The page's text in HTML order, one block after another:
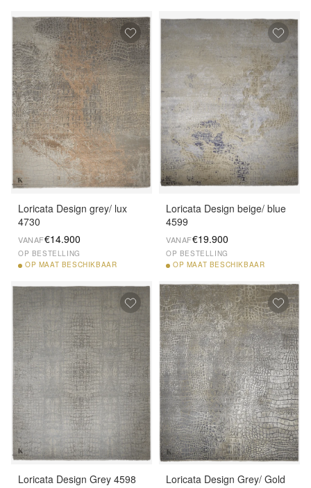
Loricata Design grey/ lux
4730
VANAF€14.900
OP BESTELLING
OP MAAT BESCHIKBAAR
Loricata Design beige/ blue
4599
VANAF€19.900
OP BESTELLING
OP MAAT BESCHIKBAAR
Loricata Design Grey 4598 Loricata Design Grey/ Gold